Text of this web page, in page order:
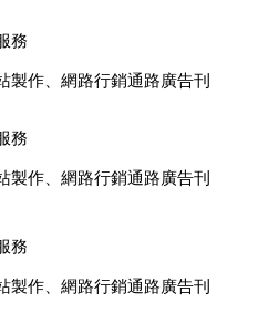
銷售，全面優惠中....
務
製作、網路行銷通路廣告刊
銷售，全面優惠中....
務
製作、網路行銷通路廣告刊
售，全面優惠中....
務
製作、網路行銷通路廣告刊
銷售，全面優惠中....